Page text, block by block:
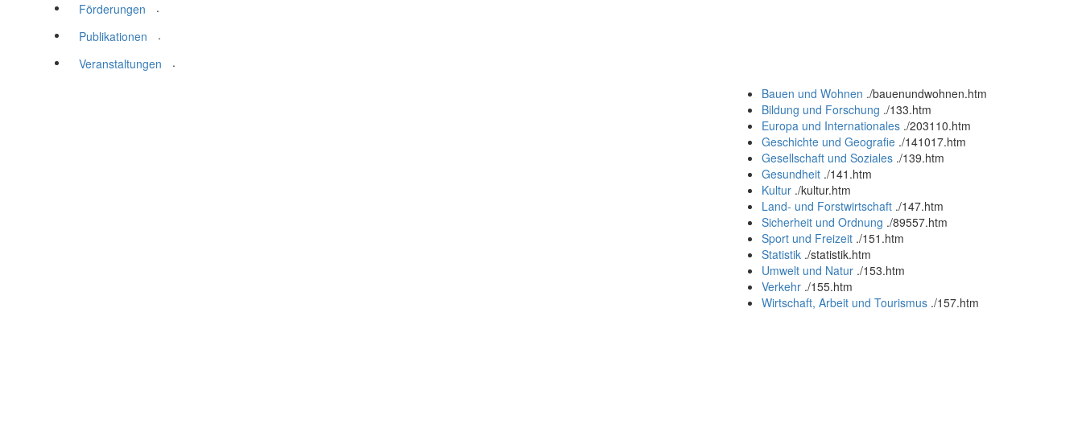
Förderungen
.
Publikationen
.
Veranstaltungen
.
Bauen und Wohnen ./bauenundwohnen.htm
Bildung und Forschung ./133.htm
Europa und Internationales ./203110.htm
Geschichte und Geografie ./141017.htm
Gesellschaft und Soziales ./139.htm
Gesundheit ./141.htm
Kultur ./kultur.htm
Land- und Forstwirtschaft ./147.htm
Sicherheit und Ordnung ./89557.htm
Sport und Freizeit ./151.htm
Statistik ./statistik.htm
Umwelt und Natur ./153.htm
Verkehr ./155.htm
Wirtschaft, Arbeit und Tourismus ./157.htm